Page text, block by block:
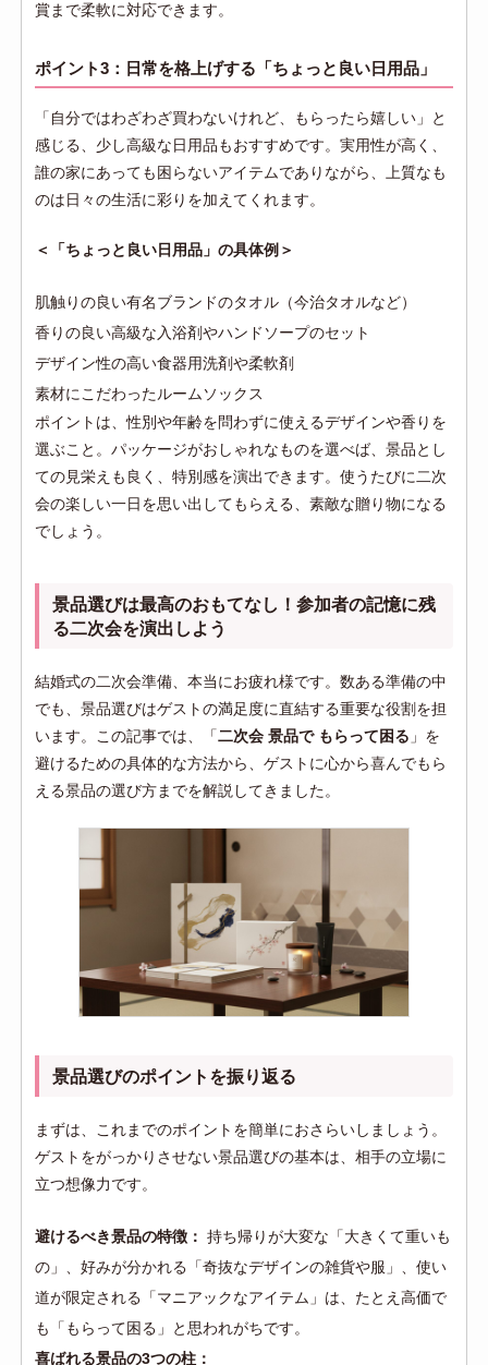
賞まで柔軟に対応できます。
ポイント3：日常を格上げする「ちょっと良い日用品」
「自分ではわざわざ買わないけれど、もらったら嬉しい」と
感じる、少し高級な日用品もおすすめです。実用性が高く、
誰の家にあっても困らないアイテムでありながら、上質なも
のは日々の生活に彩りを加えてくれます。
＜「ちょっと良い日用品」の具体例＞
肌触りの良い有名ブランドのタオル（今治タオルなど）
香りの良い高級な入浴剤やハンドソープのセット
デザイン性の高い食器用洗剤や柔軟剤
素材にこだわったルームソックス
ポイントは、性別や年齢を問わずに使えるデザインや香りを
選ぶこと。パッケージがおしゃれなものを選べば、景品とし
ての見栄えも良く、特別感を演出できます。使うたびに二次
会の楽しい一日を思い出してもらえる、素敵な贈り物になる
でしょう。
景品選びは最高のおもてなし！参加者の記憶に残
る二次会を演出しよう
結婚式の二次会準備、本当にお疲れ様です。数ある準備の中
でも、景品選びはゲストの満足度に直結する重要な役割を担
います。この記事では、「二次会 景品で もらって困る 」を
避けるための具体的な方法から、ゲストに心から喜んでもら
える景品の選び方までを解説してきました。
景品選びのポイントを振り返る
まずは、これまでのポイントを簡単におさらいしましょう。
ゲストをがっかりさせない景品選びの基本は、相手の立場に
立つ想像力です。
避けるべき景品の特徴： 持ち帰りが大変な「大きくて重いも
の」、好みが分かれる「奇抜なデザインの雑貨や服」、使い
道が限定される「マニアックなアイテム」は、たとえ高価で
も「もらって困る」と思われがちです。
喜ばれる景品の3つの柱：